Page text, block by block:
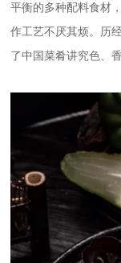
平衡的多种配料食材
作工艺不厌其烦。历
了中国菜肴讲究色、